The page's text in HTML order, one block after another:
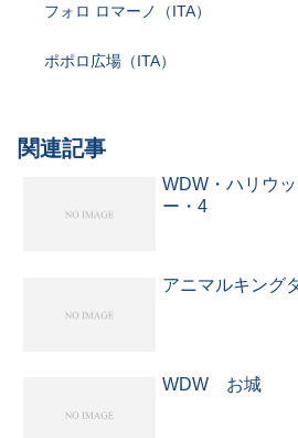
フォロ ロマーノ（ITA）
ポポロ広場（ITA）
関連記事
WDW・ハリウ
ー・4
アニマルキング
WDW お城